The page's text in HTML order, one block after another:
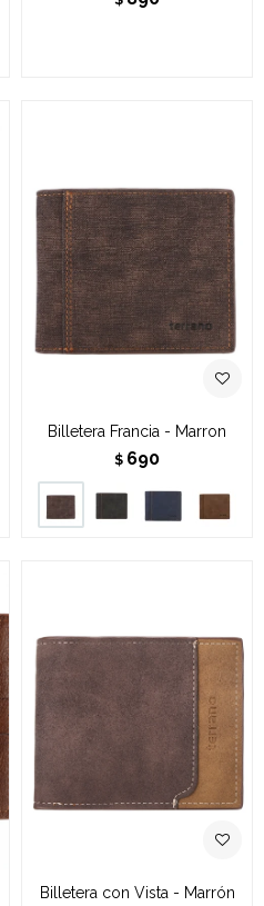
Billetera Francia - Marron
$ 690
Billetera con Vista - Marrón